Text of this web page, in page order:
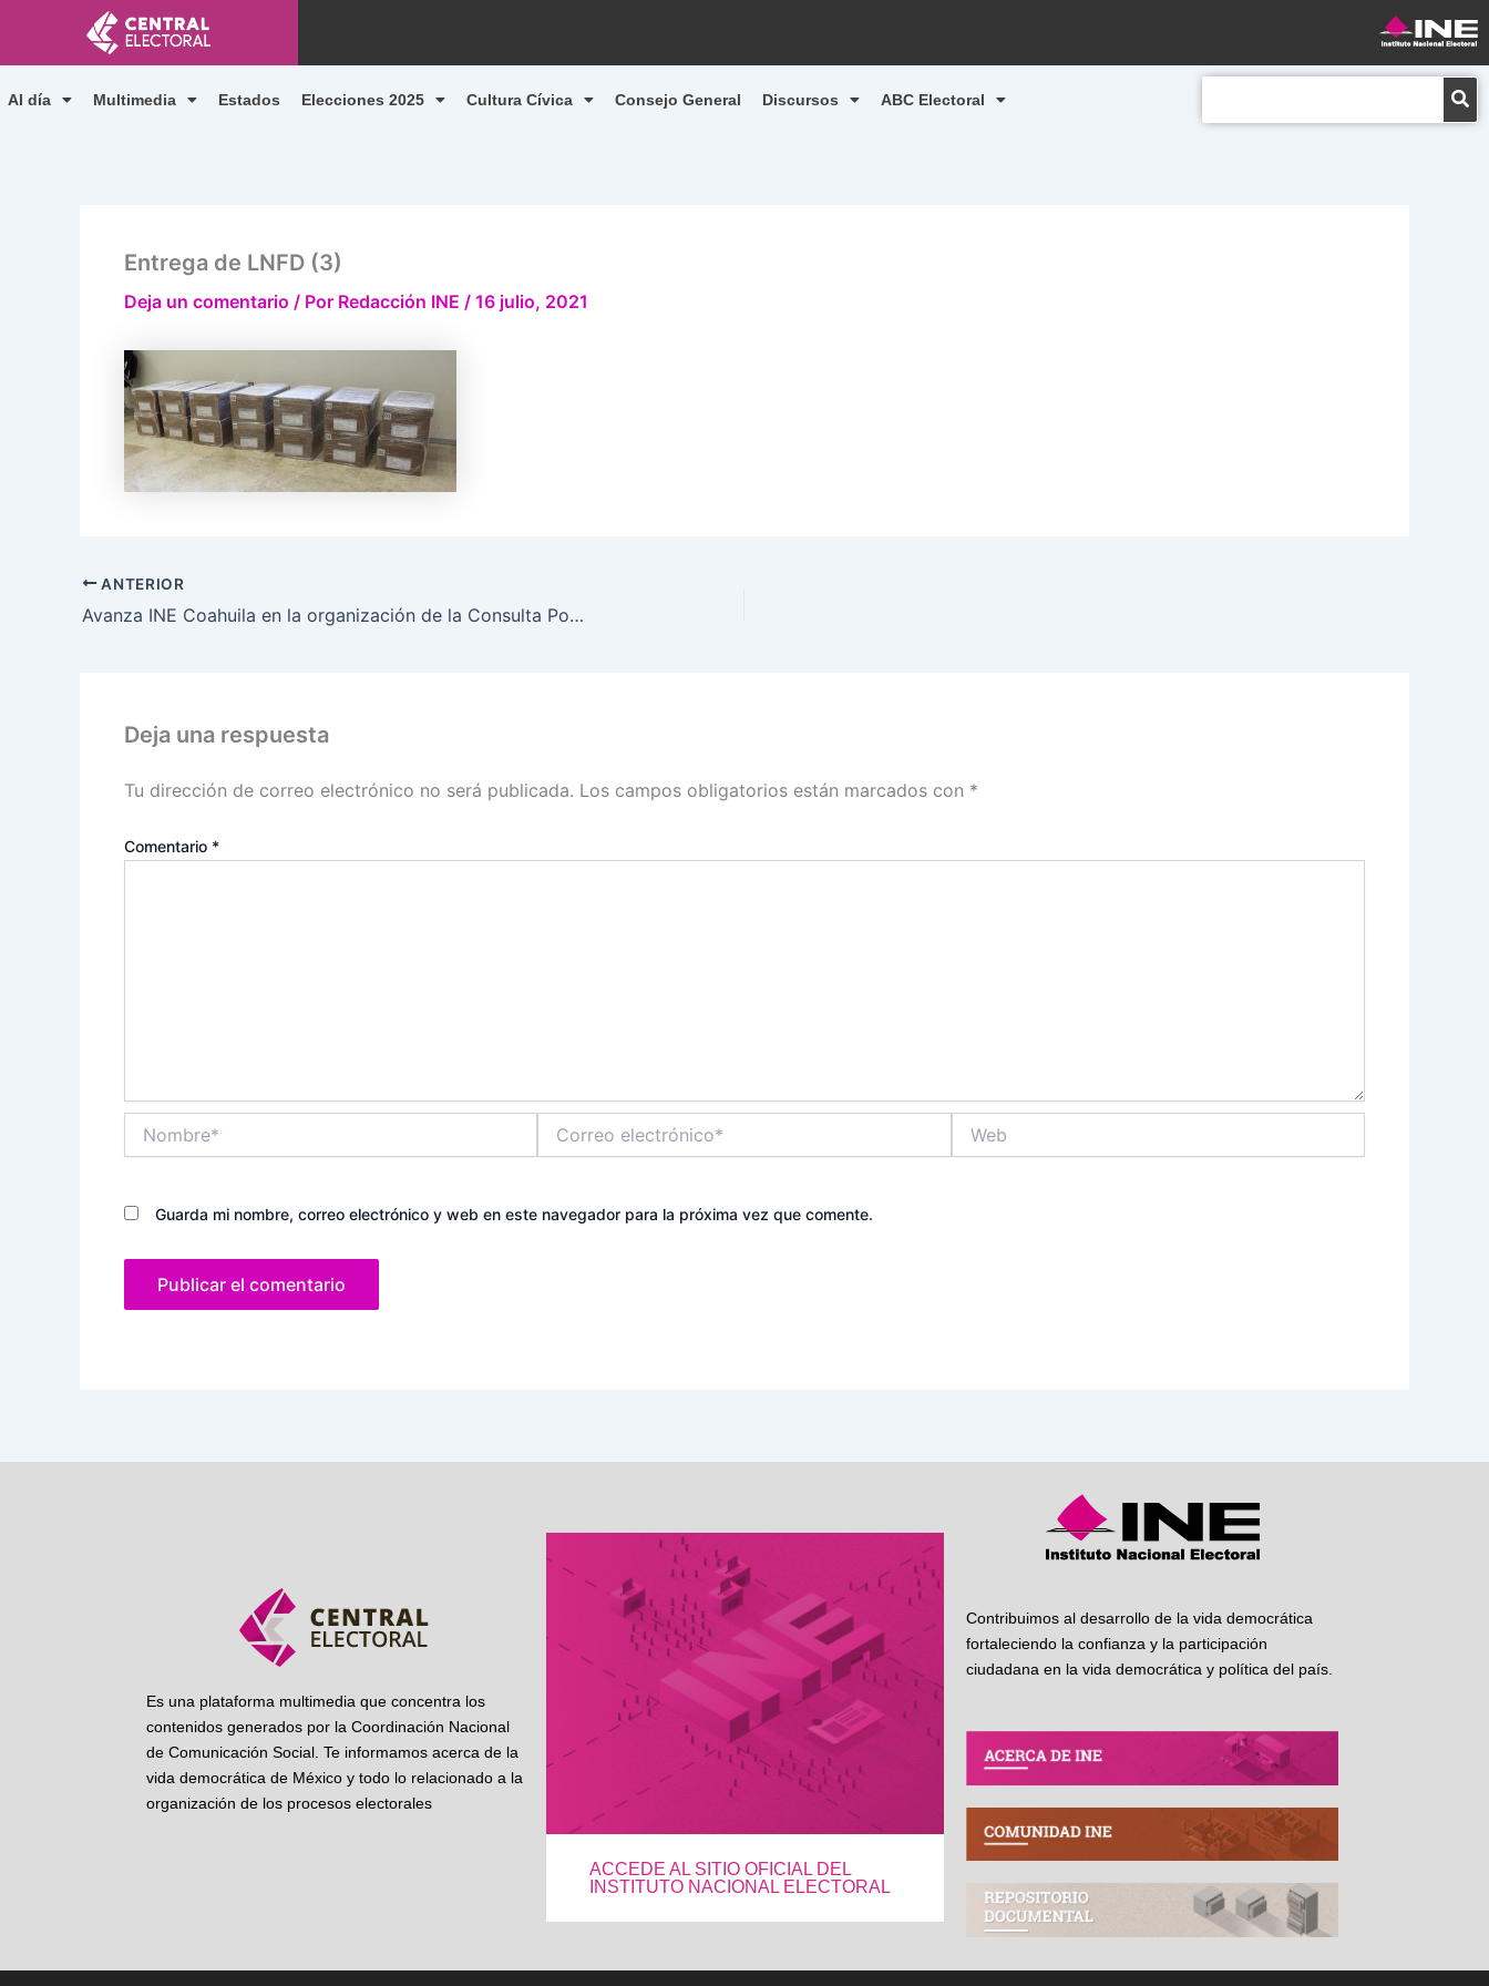
contenido
Al día Multimedia Estados Elecciones 2025 Cultura Cívica Consejo General Discursos ABC Electoral
Entrega de LNFD (3)
Deja un comentario / Por Redacción INE / 16 julio, 2021
ANTERIOR
Avanza INE Coahuila en la organización de la Consulta Popular
Deja una respuesta
Tu dirección de correo electrónico no será publicada. Los campos obligatorios están marcados con *
Comentario *
electrónico*
Guarda mi nombre, correo electrónico y web en este navegador para la próxima vez que comente.
Es una plataforma multimedia que concentra los
contenidos generados por la Coordinación Nacional
de Comunicación Social. Te informamos acerca de la
vida democrática de México y todo lo relacionado a la
organización de los procesos electorales
ACCEDE AL SITIO OFICIAL DEL
INSTITUTO NACIONAL ELECTORAL
Contribuimos al desarrollo de la vida democrática
fortaleciendo la confianza y la participación
ciudadana en la vida democrática y política del país.